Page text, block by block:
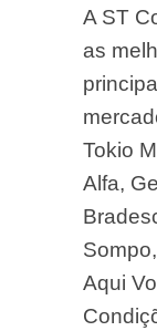
A ST
as
Tokio
Alfa,
Aqui